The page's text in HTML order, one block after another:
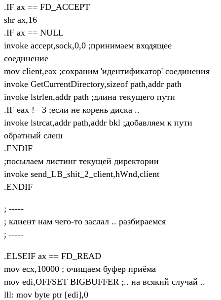
.IF ax == FD_ACCEPT
shr ax,16
.IF ax == NULL
invoke accept,sock,0,0 ;принимаем входящее
соединение
mov client,eax ;сохраним 'идентификатор' соединения
invoke GetCurrentDirectory,sizeof path,addr path
invoke lstrlen,addr path ;длина текущего пути
.IF eax != 3 ;если не корень диска ..
invoke lstrcat,addr path,addr bkl ;добавляем к пути
обратный слеш
.ENDIF
;посылаем листинг текущей директории
invoke send_LB_shit_2_client,hWnd,client
.ENDIF
; -----
; клиент нам чего-то заслал .. разбираемся
; -----
.ELSEIF ax == FD_READ
mov ecx,10000 ; очищаем буфер приёма
mov edi,OFFSET BIGBUFFER ;.. на всякий случай ..
lll: mov byte ptr [edi],0